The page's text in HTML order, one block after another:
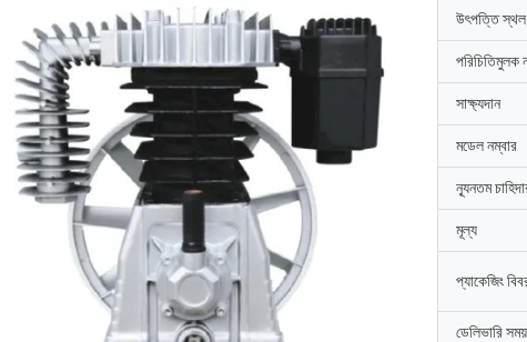
উৎপত্তি স্থল
পরিচিতিমুলক
সাক্ষ্যদান
মডেল নম্বার
ন্যূনতম
মূল্য
প্যাকেজিং
ডেলিভারি সময়